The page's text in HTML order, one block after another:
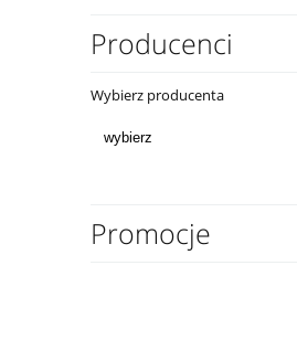
Producenci
Wybierz producenta
Promocje